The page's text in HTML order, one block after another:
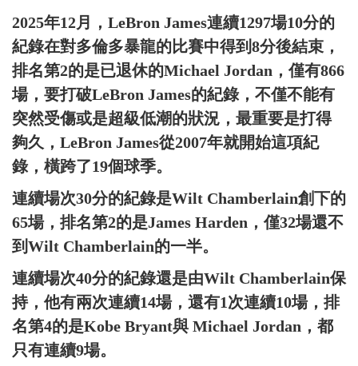
2025年12月，LeBron James連續1297場10分的
紀錄在對多倫多暴龍的比賽中得到8分後結束，
排名第2的是已退休的Michael Jordan，僅有866
場，要打破LeBron James的紀錄，不僅不能有
突然受傷或是超級低潮的狀況，最重要是打得
夠久，LeBron James從2007年就開始這項紀
錄，橫跨了19個球季。
連續場次30分的紀錄是Wilt Chamberlain創下的
65場，排名第2的是James Harden，僅32場還不
到Wilt Chamberlain的一半。
連續場次40分的紀錄還是由Wilt Chamberlain保
持，他有兩次連續14場，還有1次連續10場，排
名第4的是Kobe Bryant與 Michael Jordan，都
只有連續9場。